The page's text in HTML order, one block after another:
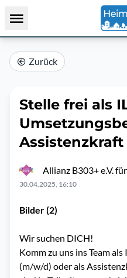
Zurück
Stelle frei als
Assistenzkraft
Allianz B303+ e.V.
30.04.2025, 16:10
Bilder (2)
Wir suchen DICH!
Komm zu uns ins Team
(m/w/d) oder als